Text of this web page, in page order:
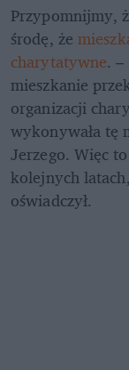
Przypomnijmy,
środę, że
charytatywne.
mieszkanie
organizacji
wykonywała tę
Jerzego. Więc
kolejnych
oświadczył.